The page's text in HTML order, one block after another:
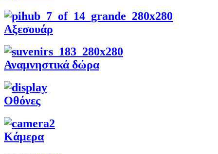
Αξεσουάρ
Αναμνηστικά δώρα
Οθόνες
Κάμερα